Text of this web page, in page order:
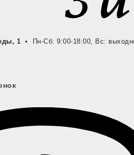
1 • Пн-Сб: 9:00-18:00, Вс: